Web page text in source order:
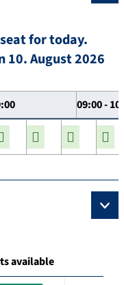
for today.
10. August 2026
09:00 -
available